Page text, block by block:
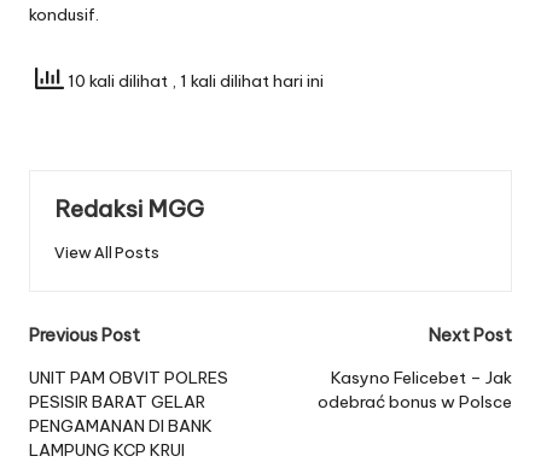
kondusif.
10 kali dilihat , 1 kali dilihat hari ini
Redaksi MGG
View All Posts
Post
navigation
Previous Post
UNIT PAM OBVIT POLRES
PESISIR BARAT GELAR
PENGAMANAN DI BANK
LAMPUNG KCP KRUI
Next Post
Kasyno Felicebet – Jak
odebrać bonus w Polsce